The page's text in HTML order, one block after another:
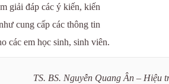
giải đáp các ý kiến, kiến
cung cấp các thông tin
các em học sinh, sinh viên.
TS. BS. Nguyễn Quang Ân – Hiệu